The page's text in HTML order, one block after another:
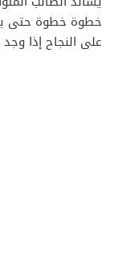
خطوة خطوة حتى
على النجاح إذا